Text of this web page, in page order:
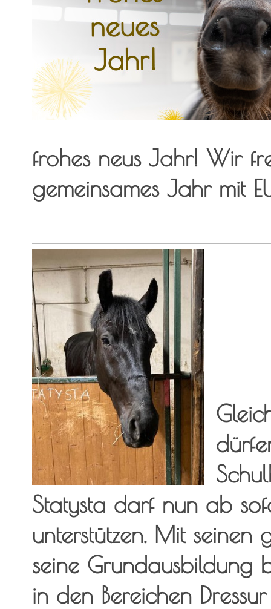
frohes neus Jahr! Wir
gemeinsames Jahr mit
Statysta darf nun ab
unterstützen. Mit
seine Grundausbildung
in den Bereichen